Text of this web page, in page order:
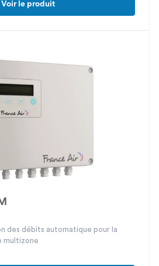
Voir le produit
des débits automatique pour la
multizone